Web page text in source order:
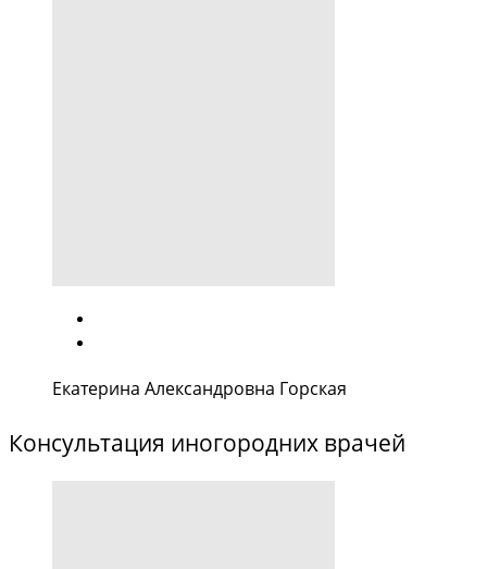
Екатерина Александровна Горская
Консультация иногородних врачей